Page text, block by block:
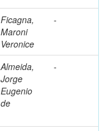
Ficagna,
Maroni
Veronice
-
Almeida,
Jorge
Eugenio
de
-